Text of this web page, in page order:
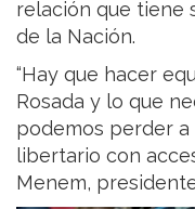
relación que tiene
de la Nación.
“Hay que hacer
Rosada y lo que
podemos perder a
libertario con
Menem,